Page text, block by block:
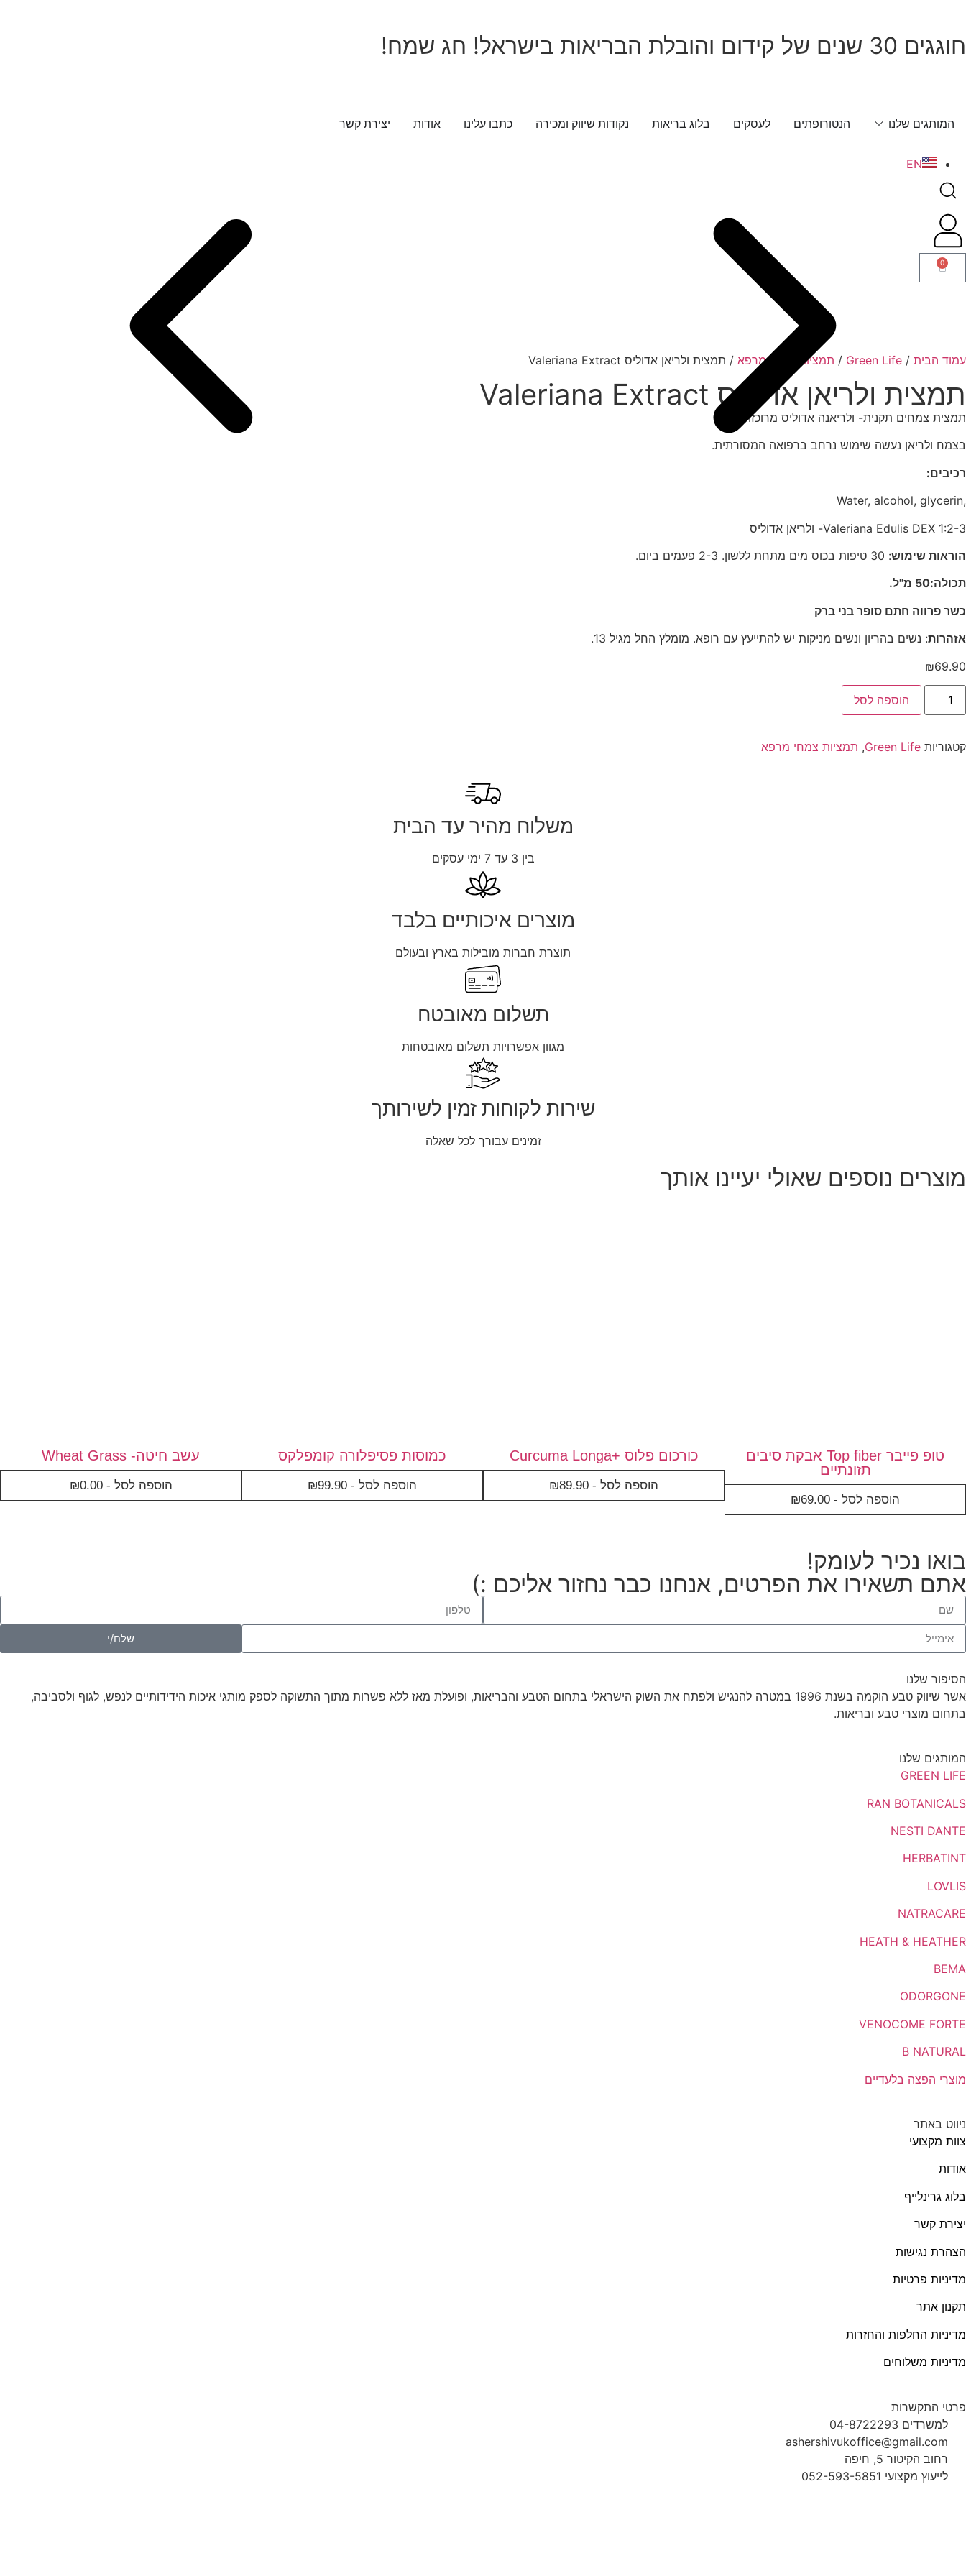
חוגגים 30 שנים של קידום והובלת הבריאות בישראל! חג שמח!
המותגים שלנו הנטורופתים לעסקים בלוג בריאות נקודות שיווק ומכירה כתבו עלינו אודות יצירת קשר
EN
0
עמוד הבית /
Green Life
/ תמציות צמחי מרפא / תמצית ולריאן אדוליס Valeriana Extract
תמצית ולריאן אדוליס Valeriana Extract
תמצית צמחים תקנית- ולריאנה אדוליס מרוכזת
בצמח ולריאן נעשה שימוש נרחב ברפואה המסורתית.
רכיבים:
,Water, alcohol, glycerin
Valeriana Edulis DEX 1:2-3- ולריאן אדוליס
הוראות שימוש: 30 טיפות בכוס מים מתחת ללשון. 2-3 פעמים ביום.
תכולה:50 מ"ל.
כשר פרווה חתם סופר בני ברק
אזהרות: נשים בהריון ונשים מניקות יש להתייעץ עם רופא. מומלץ החל מגיל 13.
₪69.90
הוספה לסל
קטגוריות Green Life
, תמציות צמחי מרפא
משלוח מהיר עד הבית
בין 3 עד 7 ימי עסקים
מוצרים איכותיים בלבד
תוצרת חברות מובילות בארץ ובעולם
תשלום מאובטח
מגוון אפשרויות תשלום מאובטחות
שירות לקוחות זמין לשירותך
זמינים עבורך לכל שאלה
מוצרים נוספים שאולי יעיינו אותך
טופ פייבר Top fiber אבקת סיבים
תזונתיים
הוספה לסל - ₪69.00
כורכום פלוס +Curcuma Longa
הוספה לסל - ₪89.90
כמוסות פסיפלורה קומפלקס
הוספה לסל - ₪99.90
עשב חיטה- Wheat Grass
הוספה לסל - ₪0.00
בואו נכיר לעומק!
אתם תשאירו את הפרטים, אנחנו כבר נחזור אליכם :)
שלח/י
הסיפור שלנו
אשר שיווק טבע הוקמה בשנת 1996 במטרה להנגיש ולפתח את השוק הישראלי בתחום הטבע והבריאות, ופועלת מאז ללא פשרות מתוך התשוקה לספק מותגי איכות הידידותיים לנפש, לגוף ולסביבה,
בתחום מוצרי טבע ובריאות.
המותגים שלנו
GREEN LIFE
RAN BOTANICALS
NESTI DANTE
HERBATINT
LOVLIS
NATRACARE
HEATH & HEATHER
BEMA
ODORGONE
VENOCOME FORTE
B NATURAL
מוצרי הפצה בלעדיים
ניווט באתר
צוות מקצועי
אודות
בלוג גרינלייף
יצירת קשר
הצהרת נגישות
מדיניות פרטיות
תקנון אתר
מדיניות החלפות והחזרות
מדיניות משלוחים
פרטי התקשרות
למשרדים 04-8722293
ashershivukoffice@gmail.com
רחוב הקיטור 5, חיפה
לייעוץ מקצועי 052-593-5851